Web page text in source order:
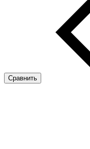
Сравнить